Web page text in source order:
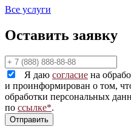
Все услуги
Оставить заявку
Я даю согласие на
и проинформирован о том,
обработки персональных
по ссылке*.